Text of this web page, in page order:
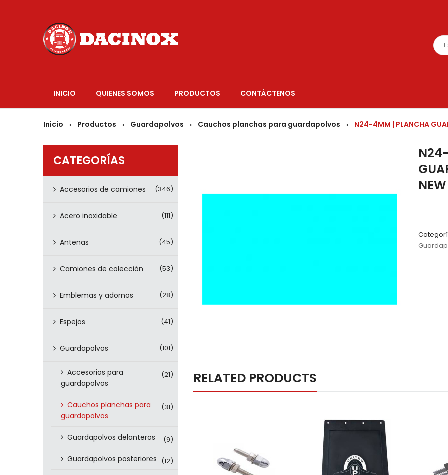
INICIO QUIENES SOMOS PRODUCTOS CONTÁCTENOS
Inicio > Productos > Guardapolvos > Cauchos planchas para guardapolvos > N24-4MM | PLANCHA
CATEGORÍAS
Accesorios de camiones (346)
Acero inoxidable (111)
Antenas (45)
Camiones de colección (53)
Emblemas y adornos (28)
Espejos (41)
Guardapolvos (101)
Accesorios para
guardapolvos
(21)
Cauchos planchas para
guardapolvos
(31)
Guardapolvos delanteros (9)
Guardapolvos posteriores (12)
RELATED PRODUCTS